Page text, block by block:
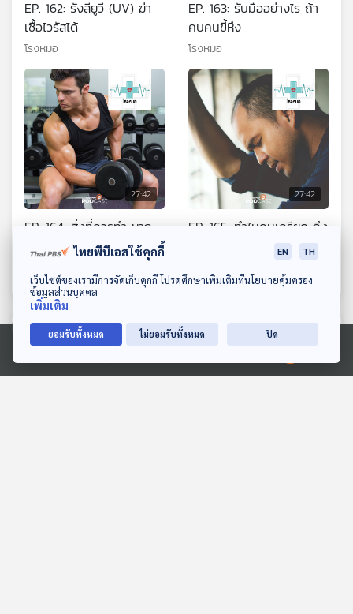
ดาวน์โหลด Thai PBS Podcast Application
Ⓒ 2020 องค์การกระจายเสียงและแพร่ภาพสาธารณะแห่งประเทศไทย
EP. 162: รังสียูวี (UV) ฆ่า
เชื้อไวรัสได้
โรงหมอ
EP. 163: รับมืออย่างไร ถ้า
คบคนขี้หึง
โรงหมอ
27:42
EP. 164: สิ่งที่ควรทำ หาก
ต้องการสุขภาพดี
27:42
EP. 165: ทำไมคนเครียด ถึง
ตอนที่เกี่ยวข้อง
ไทยพีบีเอสใช้คุกกี้ EN TH
เว็บไซต์ของเรามีการจัดเก็บคุกกี้ โปรดศึกษาเพิ่มเติมที่นโยบายคุ้มครอง
ข้อมูลส่วนบุคคล
เพิ่มเติม
ยอมรับทั้งหมด ไม่ยอมรับทั้งหมด ปิด